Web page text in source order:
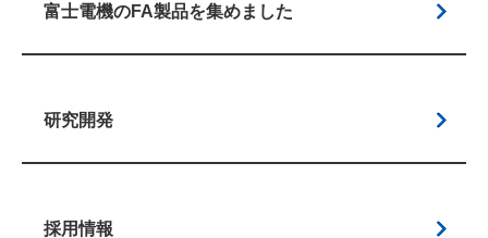
富士電機のFA製品を集めました
研究開発
採用情報